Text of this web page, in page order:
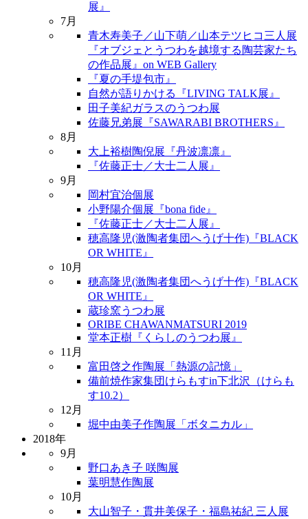
展』
7月
青木寿美子／山下萌／山本テツヒコ三人展
『オブジェとうつわを越境する陶芸家たち
の作品展』on WEB Gallery
『夏の手堤包市』
自然が語りかける『LIVING TALK展』
田子美紀ガラスのうつわ展
佐藤兄弟展『SAWARABI BROTHERS』
8月
大上裕樹陶倪展『丹波凛凛』
『佐藤正士／大士二人展』
9月
岡村宜治個展
小野陽介個展『bona fide』
『佐藤正士／大士二人展』
穂高隆児(激陶者集団へうげ十作)『BLACK
OR WHITE』
10月
穂高隆児(激陶者集団へうげ十作)『BLACK
OR WHITE』
蔵珍窯うつわ展
ORIBE CHAWANMATSURI 2019
堂本正樹『くらしのうつわ展』
11月
富田啓之作陶展「熱源の記憶」
備前焼作家集団けらもすin下北沢（けらも
す10.2）
12月
堀中由美子作陶展「ボタニカル」
2018年
9月
野口あき子 咲陶展
葉明慧作陶展
10月
大山智子・貫井美保子・福島祐紀 三人展